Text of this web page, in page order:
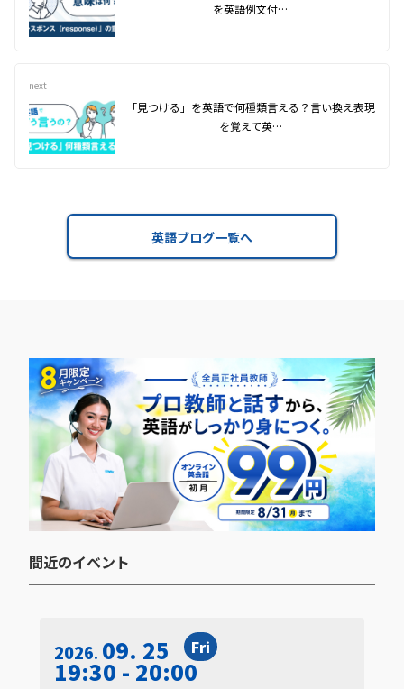
を英語例文付…
next
「見つける」を英語で何種類言える？言い換え表現
を覚えて英…
英語ブログ一覧へ
間近のイベント​
2026 09. 25 Fri
19:30 - 20:00